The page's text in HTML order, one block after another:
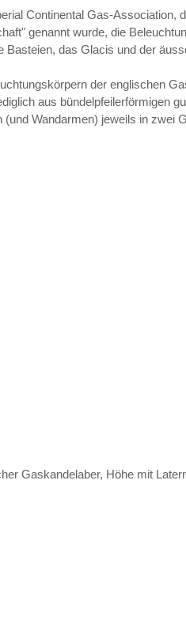
Continental Gas-Association,
genannt wurde, die
Basteien, das Glacis und der
der englischen
aus bündelpfeilerförmigen
(und Wandarmen) jeweils in zwei
Gaskandelaber, Höhe mit